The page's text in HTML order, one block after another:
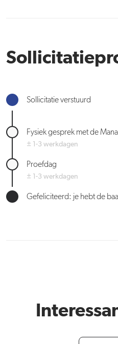
Sollicitatie verstuurd
Fysiek gesprek met de
± 1-3 werkdagen
Proefdag
± 1-3 werkdagen
Gefeliciteerd: je hebt de